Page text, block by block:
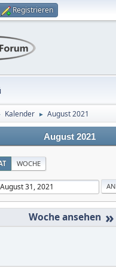
Registrieren
Kalender ► August 2021
August 2021
WOCHE
»